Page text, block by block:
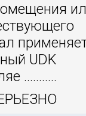
UDK
...........